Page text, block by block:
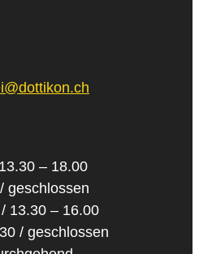
– 18.00
geschlossen
13.30 – 16.00
/ geschlossen